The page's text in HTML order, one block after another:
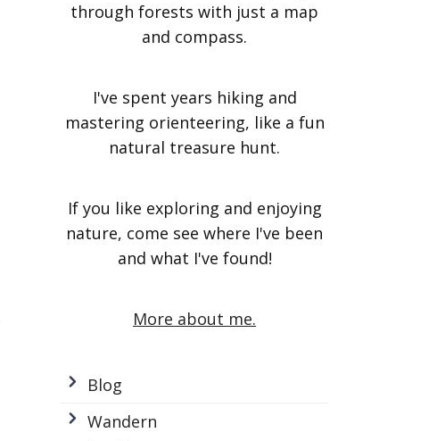
through forests with just a map
and compass.
I've spent years hiking and
mastering orienteering, like a fun
natural treasure hunt.
If you like exploring and enjoying
nature, come see where I've been
and what I've found!
More about me.
Blog
Wandern